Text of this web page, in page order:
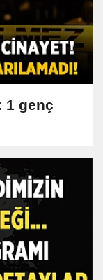
1 genç